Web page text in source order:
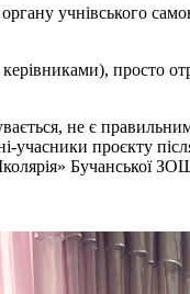
учнівського
просто
не є
учасники проєкту
Бучанської